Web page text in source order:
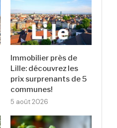
Immobilier près de
Lille: découvrez les
prix surprenants de 5
communes!
5 août 2026